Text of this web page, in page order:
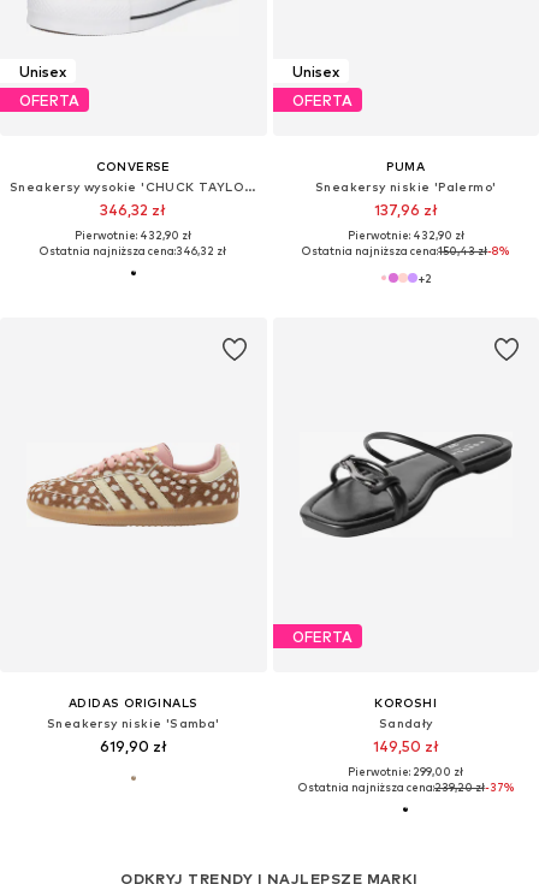
Unisex
OFERTA
CONVERSE
Sneakersy wysokie 'CHUCK TAYLOR ALL STAR LIFT PLATFORM WIDE WIDTH'
346,32 zł
Pierwotnie: 432,90 zł
Ostatnia najniższa cena:346,32 zł
Unisex
OFERTA
PUMA
Sneakersy niskie 'Palermo'
137,96 zł
Pierwotnie: 432,90 zł
Ostatnia najniższa cena:150,43 zł-8%
+2
ADIDAS ORIGINALS
Sneakersy niskie 'Samba'
619,90 zł
OFERTA
KOROSHI
Sandały
149,50 zł
Pierwotnie: 299,00 zł
Ostatnia najniższa cena:239,20 zł-37%
ODKRYJ TRENDY I NAJLEPSZE MARKI